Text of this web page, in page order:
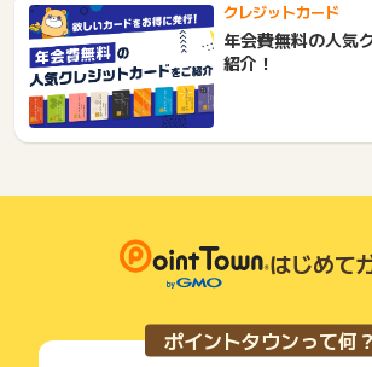
※不明の場合は調査不可
※ポイントに関するお問い合わせは、
までお問い合わせください。ポイントについ
お問い合わせをした場合、ポイント獲得対
ざいます。
サービス・お買い物利用時にお電話など2つ
法がある場合、必ずサイト上のWEBフォー
ださい。
各サービス・お買い物に掲載されている獲得
読みください。
了などのメールは、ポイント獲得するまで
獲得待ち・獲得失敗の状態でお問い合わせさ
メールを送っていただく場合がございます。
そのため、紛失・破棄された場合は対応いた
(※) SafariやChromeなどwebサイトを表示
ません。
そのため、ポイントタウンのポイントに関
広告主様に直接行わないようお願いいたしま
掲載中のプログラムの掲載終了日はあくまで
り、急遽終了となる場合がございます。
広告に遷移しない場合は掲載が終了となっ
得できませんので、ご注意くださいませ。
有効期限がない永久不滅ポイントがどん
※永久不滅ポイントは通常1,000円(税込)の
ント貯まります。
※1ポイント最大5円相当のアイテムと交換
す。
が対象です。
ぜひこの機会にご入会ください!!
クレジットカード
年会費無料の人気
紹介！
はじめて
ポイントタウンって何？